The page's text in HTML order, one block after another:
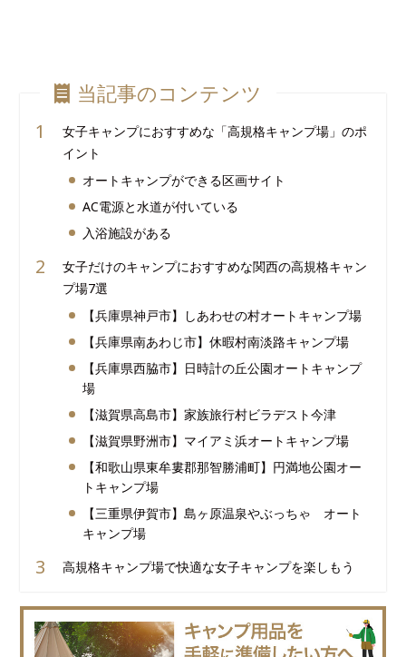
当記事のコンテンツ
女子キャンプにおすすめな「高規格キャンプ場」のポ
イント
オートキャンプができる区画サイト
AC電源と水道が付いている
入浴施設がある
女子だけのキャンプにおすすめな関西の高規格キャン
プ場7選
【兵庫県神戸市】しあわせの村オートキャンプ場
【兵庫県南あわじ市】休暇村南淡路キャンプ場
【兵庫県西脇市】日時計の丘公園オートキャンプ
場
【滋賀県高島市】家族旅行村ビラデスト今津
【滋賀県野洲市】マイアミ浜オートキャンプ場
【和歌山県東牟婁郡那智勝浦町】円満地公園オー
トキャンプ場
【三重県伊賀市】島ヶ原温泉やぶっちゃ オート
キャンプ場
高規格キャンプ場で快適な女子キャンプを楽しもう